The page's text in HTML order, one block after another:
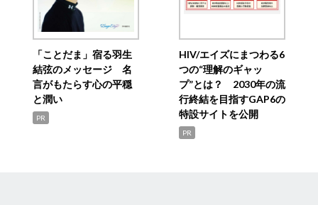
「ことだま」宿る羽生
結弦のメッセージ 名
言がもたらす心の平穏
と潤い
PR
HIV/エイズにまつわる6
つの“理解のギャッ
プ”とは？ 2030年の流
行終結を目指すGAP6の
特設サイトを公開
PR